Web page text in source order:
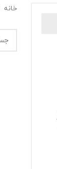
خانه